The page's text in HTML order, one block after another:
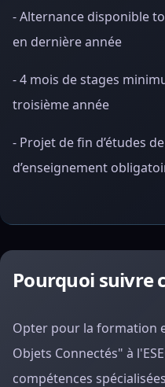
- Alternance disponible
en dernière année
- 4 mois de stages
troisième année
- Projet de fin d’études
d’enseignement
Pourquoi suivre
Opter pour la formation
Objets Connectés" à
compétences